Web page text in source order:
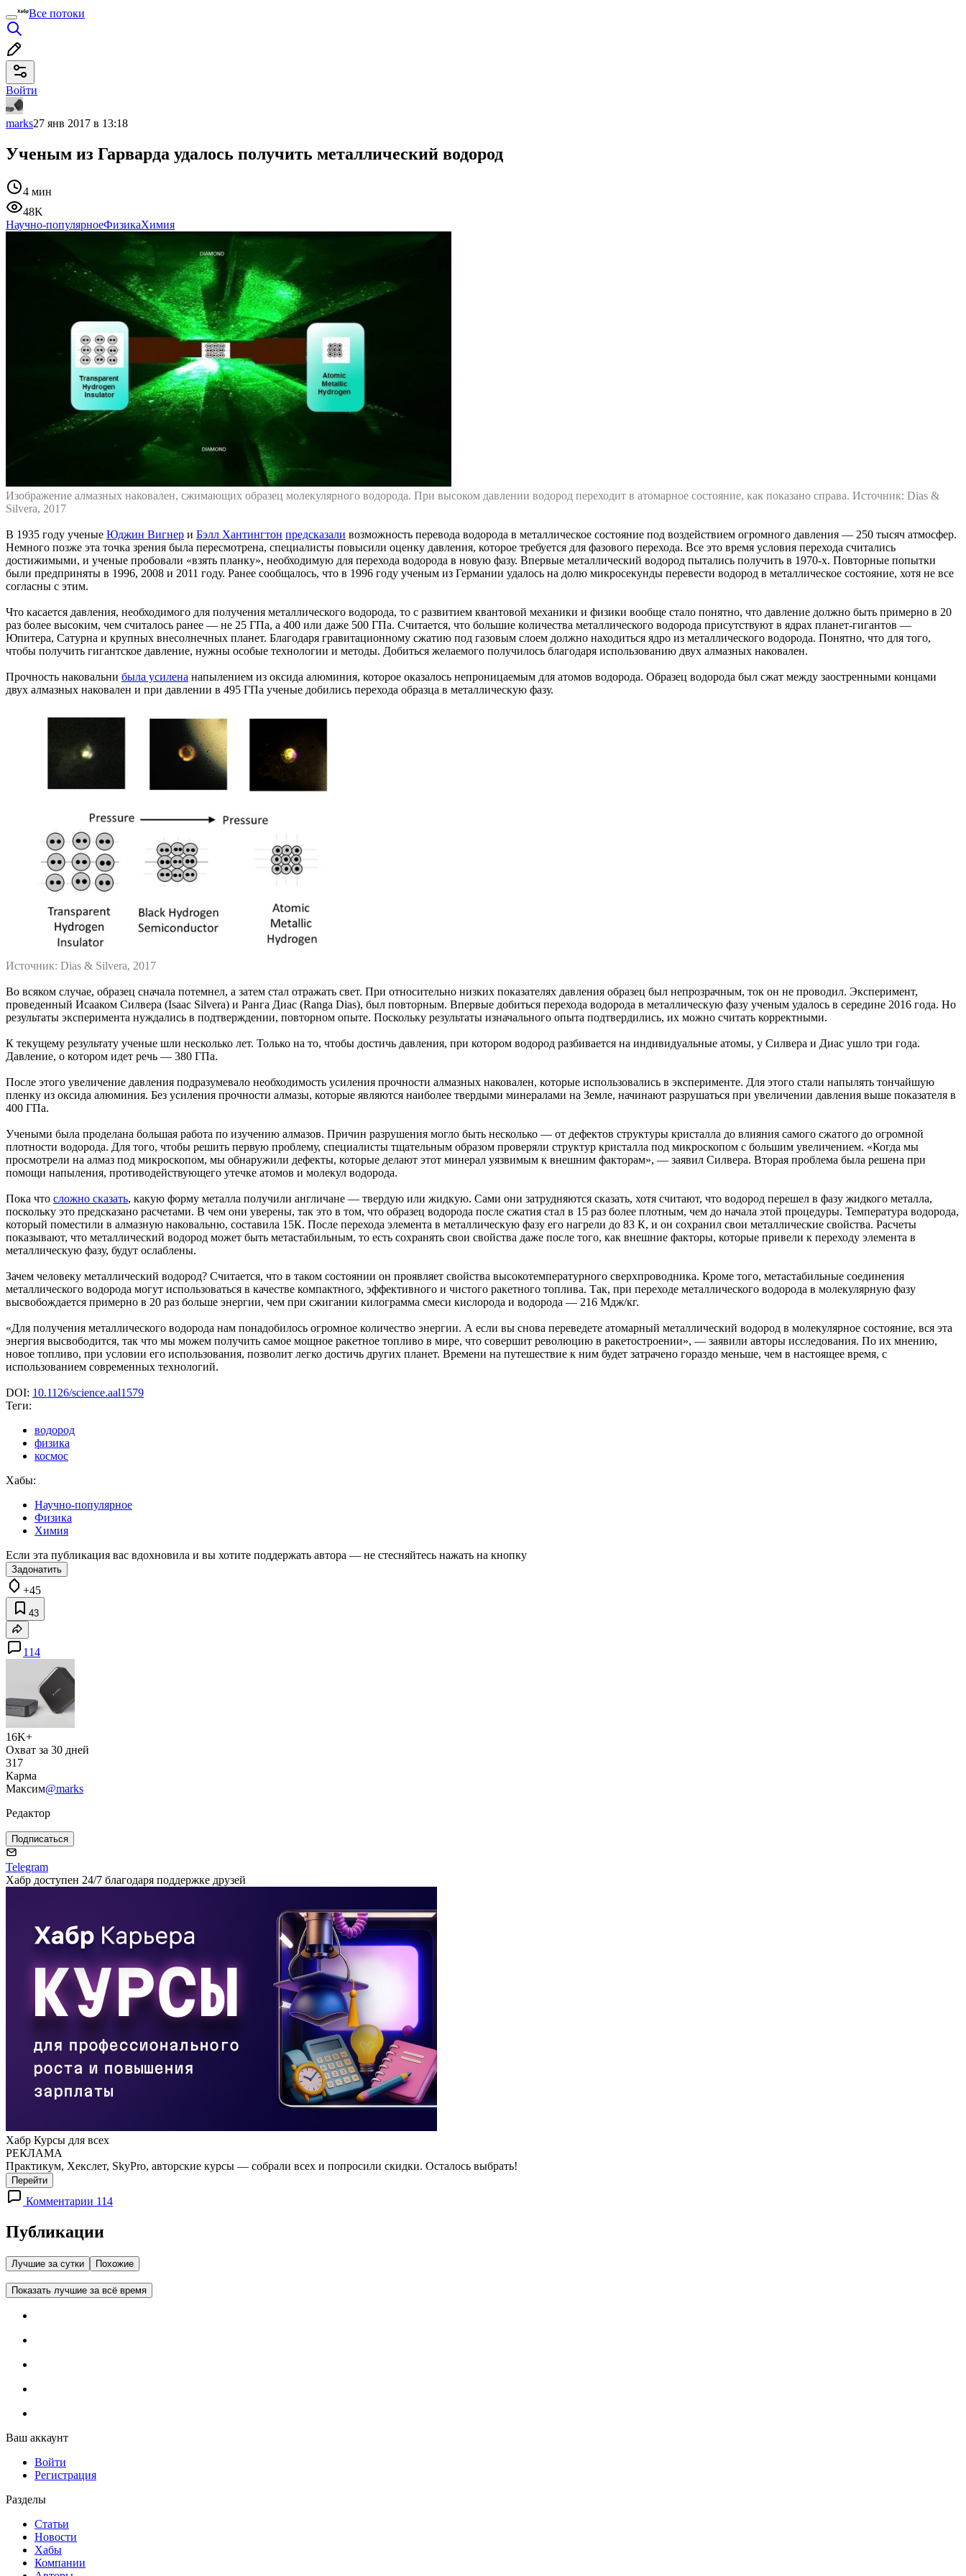
Все потоки
Войти
marks27 янв 2017 в 13:18
Ученым из Гарварда удалось получить металлический водород
4 мин
48K
Научно-популярноеФизикаХимия
Изображение алмазных наковален, сжимающих образец молекулярного водорода. При высоком давлении водород переходит в атомарное состояние, как показано справа. Источник: Dias &
Silvera, 2017
В 1935 году ученые Юджин Вигнер и Бэлл Хантингтон предсказали возможность перевода водорода в металлическое состояние под воздействием огромного давления — 250 тысяч атмосфер.
Немного позже эта точка зрения была пересмотрена, специалисты повысили оценку давления, которое требуется для фазового перехода. Все это время условия перехода считались
достижимыми, и ученые пробовали «взять планку», необходимую для перехода водорода в новую фазу. Впервые металлический водород пытались получить в 1970-х. Повторные попытки
были предприняты в 1996, 2008 и 2011 году. Ранее сообщалось, что в 1996 году ученым из Германии удалось на долю микросекунды перевести водород в металлическое состояние, хотя не все
согласны с этим.
Что касается давления, необходимого для получения металлического водорода, то с развитием квантовой механики и физики вообще стало понятно, что давление должно быть примерно в 20
раз более высоким, чем считалось ранее — не 25 ГПа, а 400 или даже 500 ГПа. Считается, что большие количества металлического водорода присутствуют в ядрах планет-гигантов —
Юпитера, Сатурна и крупных внесолнечных планет. Благодаря гравитационному сжатию под газовым слоем должно находиться ядро из металлического водорода. Понятно, что для того,
чтобы получить гигантское давление, нужны особые технологии и методы. Добиться желаемого получилось благодаря использованию двух алмазных наковален.
Прочность наковальни была усилена напылением из оксида алюминия, которое оказалось непроницаемым для атомов водорода. Образец водорода был сжат между заостренными концами
двух алмазных наковален и при давлении в 495 ГПа ученые добились перехода образца в металлическую фазу.
Источник: Dias & Silvera, 2017
Во всяком случае, образец сначала потемнел, а затем стал отражать свет. При относительно низких показателях давления образец был непрозрачным, ток он не проводил. Эксперимент,
проведенный Исааком Силвера (Isaac Silvera) и Ранга Диас (Ranga Dias), был повторным. Впервые добиться перехода водорода в металлическую фазу ученым удалось в середине 2016 года. Но
результаты эксперимента нуждались в подтверждении, повторном опыте. Поскольку результаты изначального опыта подтвердились, их можно считать корректными.
К текущему результату ученые шли несколько лет. Только на то, чтобы достичь давления, при котором водород разбивается на индивидуальные атомы, у Силвера и Диас ушло три года.
Давление, о котором идет речь — 380 ГПа.
После этого увеличение давления подразумевало необходимость усиления прочности алмазных наковален, которые использовались в эксперименте. Для этого стали напылять тончайшую
пленку из оксида алюминия. Без усиления прочности алмазы, которые являются наиболее твердыми минералами на Земле, начинают разрушаться при увеличении давления выше показателя в
400 ГПа.
Учеными была проделана большая работа по изучению алмазов. Причин разрушения могло быть несколько — от дефектов структуры кристалла до влияния самого сжатого до огромной
плотности водорода. Для того, чтобы решить первую проблему, специалисты тщательным образом проверяли структур кристалла под микроскопом с большим увеличением. «Когда мы
просмотрели на алмаз под микроскопом, мы обнаружили дефекты, которые делают этот минерал уязвимым к внешним факторам», — заявил Силвера. Вторая проблема была решена при
помощи напыления, противодействующего утечке атомов и молекул водорода.
Пока что сложно сказать, какую форму металла получили англичане — твердую или жидкую. Сами они затрудняются сказать, хотя считают, что водород перешел в фазу жидкого металла,
поскольку это предсказано расчетами. В чем они уверены, так это в том, что образец водорода после сжатия стал в 15 раз более плотным, чем до начала этой процедуры. Температура водорода,
который поместили в алмазную наковальню, составила 15К. После перехода элемента в металлическую фазу его нагрели до 83 К, и он сохранил свои металлические свойства. Расчеты
показывают, что металлический водород может быть метастабильным, то есть сохранять свои свойства даже после того, как внешние факторы, которые привели к переходу элемента в
металлическую фазу, будут ослаблены.
Зачем человеку металлический водород? Считается, что в таком состоянии он проявляет свойства высокотемпературного сверхпроводника. Кроме того, метастабильные соединения
металлического водорода могут использоваться в качестве компактного, эффективного и чистого ракетного топлива. Так, при переходе металлического водорода в молекулярную фазу
высвобождается примерно в 20 раз больше энергии, чем при сжигании килограмма смеси кислорода и водорода — 216 Мдж/кг.
«Для получения металлического водорода нам понадобилось огромное количество энергии. А если вы снова переведете атомарный металлический водород в молекулярное состояние, вся эта
энергия высвободится, так что мы можем получить самое мощное ракетное топливо в мире, что совершит революцию в ракетостроении», — заявили авторы исследования. По их мнению,
новое топливо, при условии его использования, позволит легко достичь других планет. Времени на путешествие к ним будет затрачено гораздо меньше, чем в настоящее время, с
использованием современных технологий.
DOI: 10.1126/science.aal1579
Теги:
водород
физика
космос
Хабы:
Научно-популярное
Физика
Химия
Если эта публикация вас вдохновила и вы хотите поддержать автора — не стесняйтесь нажать на кнопку
Задонатить
+45
43
114
16K+
Охват за 30 дней
317
Карма
Максим@marks
Редактор
Подписаться
Telegram
Хабр доступен 24/7 благодаря поддержке друзей
Хабр Курсы для всех
РЕКЛАМА
Практикум, Хекслет, SkyPro, авторские курсы — собрали всех и попросили скидки. Осталось выбрать!
Перейти
Комментарии 114
Публикации
Лучшие за сутки Похожие
Показать лучшие за всё время
Ваш аккаунт
Войти
Регистрация
Разделы
Статьи
Новости
Хабы
Компании